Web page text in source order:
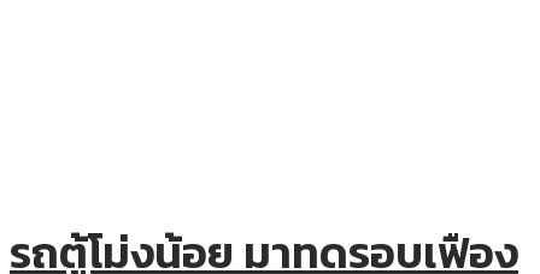
รถตู้โม่งน้อย มาทดรอบเฟือง